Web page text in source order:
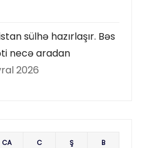
sülhə hazırlaşır. Bəs
necə aradan
2026
CA C Ş B